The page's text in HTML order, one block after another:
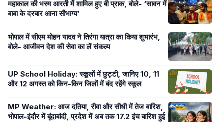
महाकाल की भस्म आरती में शामिल हुए बी प्राक, बोले- ‘सावन में
बाबा के दरबार आना सौभाग्य’
भोपाल में सीएम मोहन यादव ने तिरंगा यात्रा का किया शुभारंभ,
बोले- आजीवन देश की सेवा का लें संकल्प
UP School Holiday: स्कूलों में छुट्टी, जानिए 10, 11
और 12 अगस्त को किन-किन जिलों में बंद रहेंगे स्कूल
MP Weather: आज दतिया, रीवा और सीधी में तेज बारिश,
भोपाल-इंदौर में बूंदाबांदी, प्रदेश में अब तक 17.2 इंच बारिश हुई